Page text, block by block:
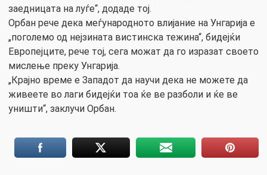
заедницата на луѓе“, додаде тој.
Орбан рече дека меѓународното влијание на Унгарија е
„поголемо од нејзината вистинска тежина“, бидејќи
Европејците, рече тој, сега можат да го изразат своето
мислење преку Унгарија.
„Крајно време е Западот да научи дека не можете да
живеете во лаги бидејќи тоа ќе ве разболи и ќе ве
уништи“, заклучи Орбан.